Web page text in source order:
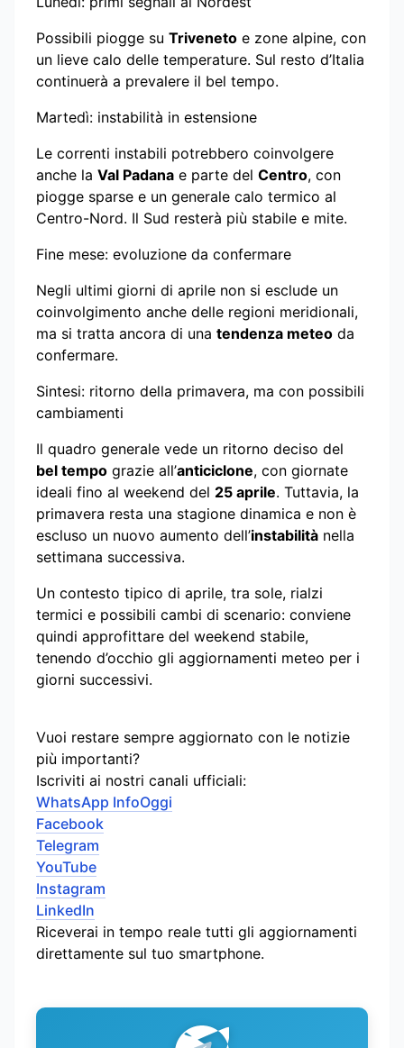
Possibili piogge su Triveneto e zone alpine, con
un lieve calo delle temperature. Sul resto d’Italia
continuerà a prevalere il bel tempo.
Martedì: instabilità in estensione
Le correnti instabili potrebbero coinvolgere
anche la Val Padana e parte del Centro, con
piogge sparse e un generale calo termico al
Centro-Nord. Il Sud resterà più stabile e mite.
Fine mese: evoluzione da confermare
Negli ultimi giorni di aprile non si esclude un
coinvolgimento anche delle regioni meridionali,
ma si tratta ancora di una tendenza meteo da
confermare.
Sintesi: ritorno della primavera, ma con possibili
cambiamenti
Il quadro generale vede un ritorno deciso del
bel tempo grazie all’anticiclone, con giornate
ideali fino al weekend del 25 aprile. Tuttavia, la
primavera resta una stagione dinamica e non è
escluso un nuovo aumento dell’instabilità nella
settimana successiva.
Un contesto tipico di aprile, tra sole, rialzi
termici e possibili cambi di scenario: conviene
quindi approfittare del weekend stabile,
tenendo d’occhio gli aggiornamenti meteo per i
giorni successivi.
Vuoi restare sempre aggiornato con le notizie
più importanti?
Iscriviti ai nostri canali ufficiali:
WhatsApp InfoOggi
Facebook
Telegram
YouTube
Instagram
LinkedIn
Riceverai in tempo reale tutti gli aggiornamenti
direttamente sul tuo smartphone.